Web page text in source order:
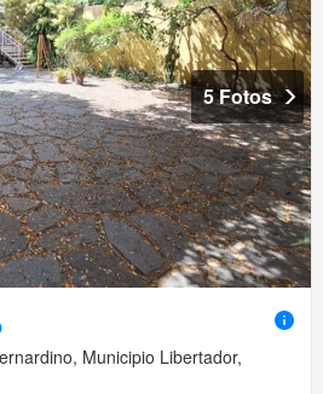
5 Fotos
Municipio Libertador,